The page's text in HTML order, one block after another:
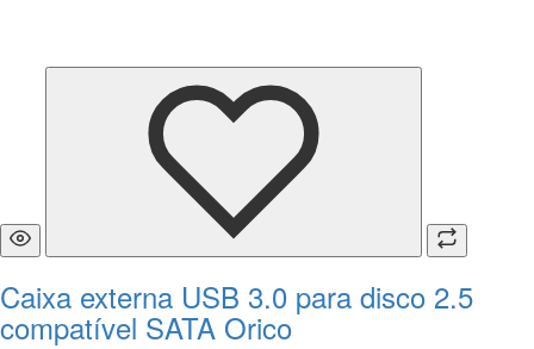
Caixa externa USB 3.0 para disco 2.5
compatível SATA Orico